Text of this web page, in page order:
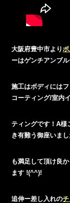
大阪府豊中市より
ーはゲンチアンブル
施工はボディには
コーティング/室内
ティングです！A様
き有難う御座いま
も満足して頂け良
ます !(^^)!
追伸ー差し入れの